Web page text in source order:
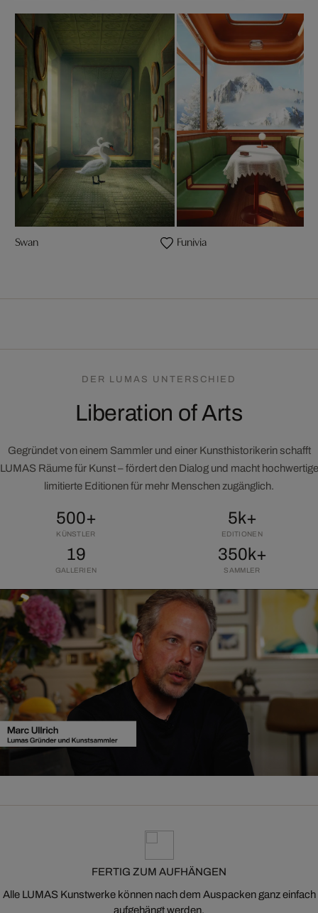
Swan Funivia
DER LUMAS UNTERSCHIED
Liberation of Arts
Gegründet von einem Sammler und einer Kunsthistorikerin schafft
LUMAS Räume für Kunst – fördert den Dialog und macht hochwertige
limitierte Editionen für mehr Menschen zugänglich.
500+
KÜNSTLER
5k+
EDITIONEN
19
GALLERIEN
350k+
SAMMLER
FERTIG ZUM AUFHÄNGEN
Alle LUMAS Kunstwerke können nach dem Auspacken ganz einfach
aufgehängt werden.